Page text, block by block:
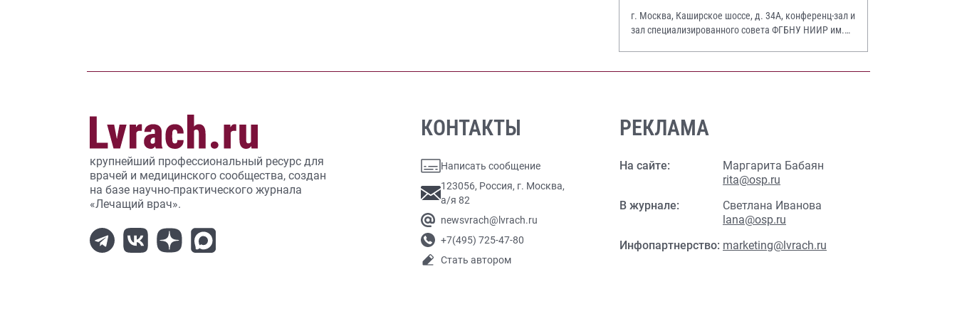
г. Москва, Каширское шоссе, д. 34А, конференц-зал и
зал специализированного совета ФГБНУ НИИР им.
крупнейший профессиональный ресурс для
врачей и медицинского сообщества, создан
на базе научно-практического журнала
«Лечащий врач».
КОНТАКТЫ
Написать сообщение
123056, Россия, г. Москва,
а/я 82
newsvrach@lvrach.ru
+7(495) 725-47-80
Стать автором
РЕКЛАМА
На сайте:
Маргарита Бабаян
rita@osp.ru
В журнале:
Светлана Иванова
lana@osp.ru
Инфопартнерство: marketing@lvrach.ru